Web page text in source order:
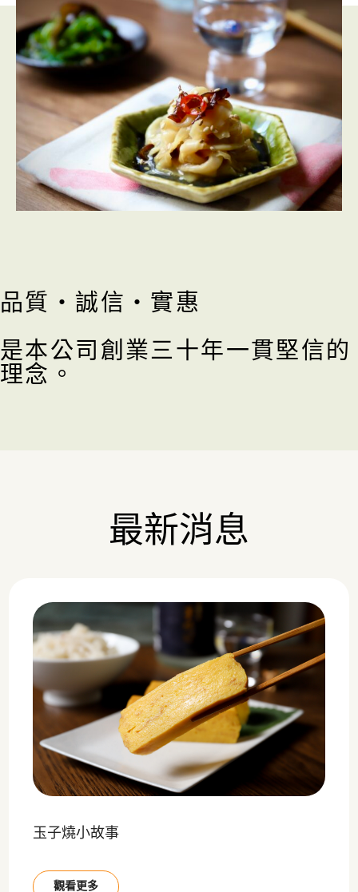
品質・誠信・實惠
是本公司創業三十年一貫堅信的
理念。
最新消息
玉子燒小故事
觀看更多